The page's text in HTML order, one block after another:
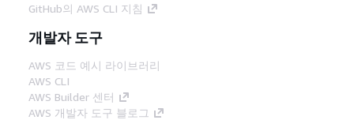
GitHub의 AWS CLI 지침
개발자 도구
AWS 코드 예시 라이브러리
AWS CLI
AWS Builder 센터
AWS 개발자 도구 블로그